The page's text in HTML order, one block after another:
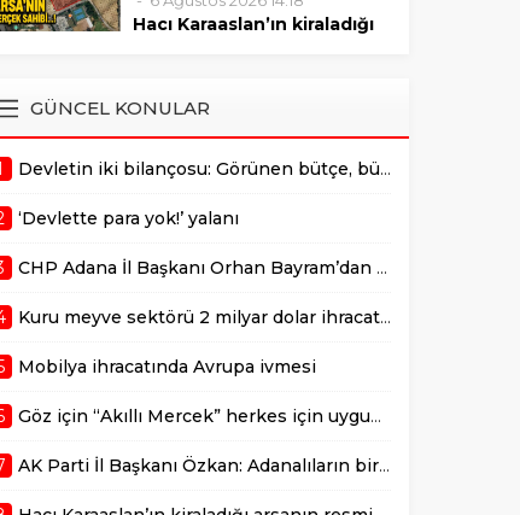
sonrasında verilmelidir."
Mustafa Özkan, Çukurova’da
dair usulsüzlük şüphelerini
gündeme taşıdı. Özkan,
sürecin takipçisi olduklarını
Hacı Karaaslan’ın kiraladığı
ADANA –
geçtiğimiz günlerde
Adana Büyükşehir
bölgesindeki yaklaşık 7,5
kiralanmasına ilişkin yeni
söz konusu...
GÜNCEL KONULAR
Devletin iki bilançosu: Görünen bütçe, bütçe dışı riskler ve hazineyi bekleyen yük
‘Devlette para yok!’ yalanı
CHP Adana İl Başkanı Orhan Bayram’dan AK Parti İl Başkanı Mustafa Özkan’a cevap!
Kuru meyve sektörü 2 milyar dolar ihracat hedefi için Ankara’dan destek istedi
Mobilya ihracatında Avrupa ivmesi
Göz için “Akıllı Mercek” herkes için uygun mu?
AK Parti İl Başkanı Özkan: Adanalıların bir metrekare malını kimseye yedirmeyiz!